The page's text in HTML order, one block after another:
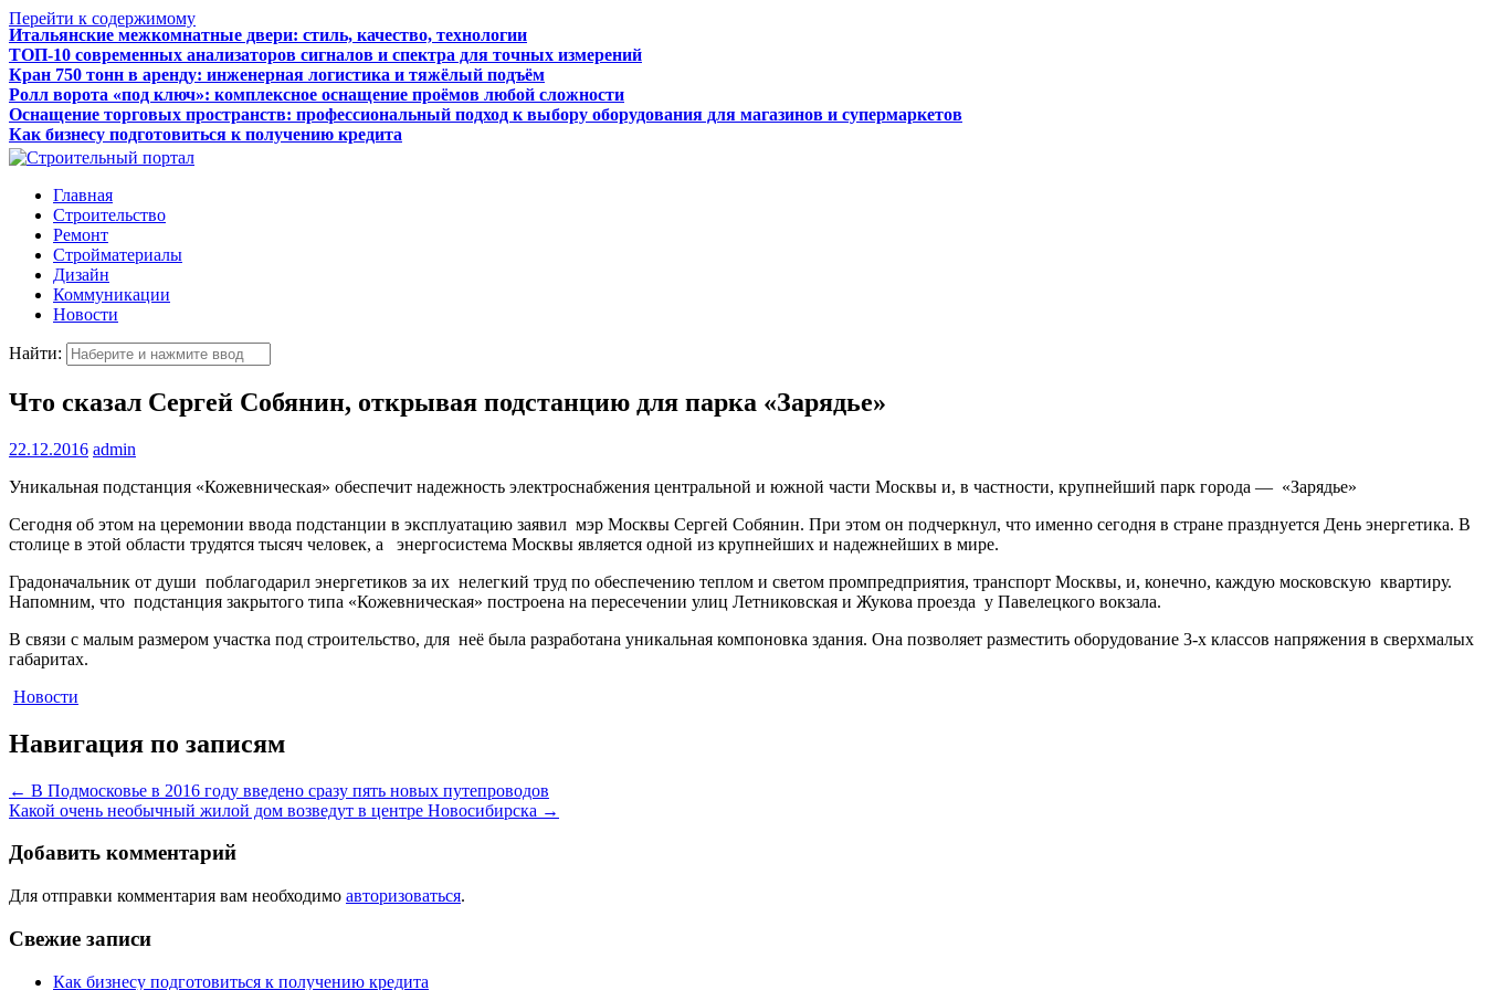
Перейти к содержимому
Итальянские межкомнатные двери: стиль, качество, технологии
ТОП-10 современных анализаторов сигналов и спектра для точных измерений
Кран 750 тонн в аренду: инженерная логистика и тяжёлый подъём
Ролл ворота «под ключ»: комплексное оснащение проёмов любой сложности
Оснащение торговых пространств: профессиональный подход к выбору оборудования для магазинов и супермаркетов
Как бизнесу подготовиться к получению кредита
Главная
Строительство
Ремонт
Стройматериалы
Дизайн
Коммуникации
Новости
Найти:
Что сказал Сергей Собянин, открывая подстанцию для парка «Зарядье»
22.12.2016 admin
Уникальная подстанция «Кожевническая» обеспечит надежность электроснабжения центральной и южной части Москвы и, в частности, крупнейший парк города — «Зарядье»
Сегодня об этом на церемонии ввода подстанции в эксплуатацию заявил мэр Москвы Сергей Собянин. При этом он подчеркнул, что именно сегодня в стране празднуется День энергетика. В
столице в этой области трудятся тысяч человек, а энергосистема Москвы является одной из крупнейших и надежнейших в мире.
Градоначальник от души поблагодарил энергетиков за их нелегкий труд по обеспечению теплом и светом промпредприятия, транспорт Москвы, и, конечно, каждую московскую квартиру.
Напомним, что подстанция закрытого типа «Кожевническая» построена на пересечении улиц Летниковская и Жукова проезда у Павелецкого вокзала.
В связи с малым размером участка под строительство, для неё была разработана уникальная компоновка здания. Она позволяет разместить оборудование 3-х классов напряжения в сверхмалых
габаритах.
Новости
Навигация по записям
← В Подмосковье в 2016 году введено сразу пять новых путепроводов
Какой очень необычный жилой дом возведут в центре Новосибирска →
Добавить комментарий
Для отправки комментария вам необходимо авторизоваться.
Свежие записи
Как бизнесу подготовиться к получению кредита